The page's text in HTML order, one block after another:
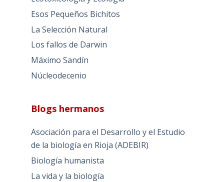
Esos Pequeños Bichitos
La Selección Natural
Los fallos de Darwin
Máximo Sandín
Núcleodecenio
Blogs hermanos
Asociación para el Desarrollo y el Estudio
de la biología en Rioja (ADEBIR)
Biología humanista
La vida y la biología